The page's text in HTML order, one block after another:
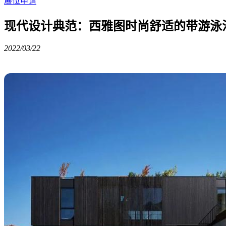
现代设计典范：西雅图时尚舒适的带游泳
2022/03/22